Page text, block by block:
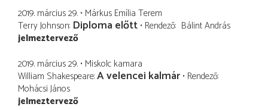
2019. március 29. Márkus Emília Terem
Terry Johnson Diploma előtt Rendező Bálint András
jelmeztervező
2019. március 29. Miskolc kamara
William Shakespeare A velencei kalmár Rendező
Mohácsi János
jelmeztervező